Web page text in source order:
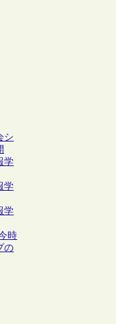
シ
学
学
学
時
の